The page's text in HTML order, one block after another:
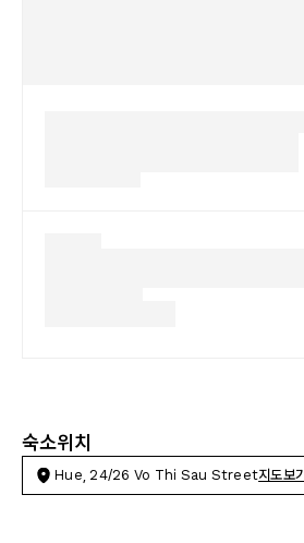
숙소위치
Hue, 24/26 Vo Thi Sau Street지도보기